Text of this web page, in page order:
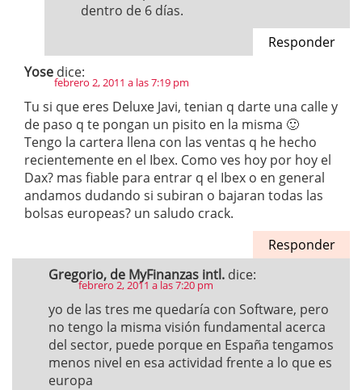
dentro de 6 días.
Responder
Yose dice:
febrero 2, 2011 a las 7:19 pm
Tu si que eres Deluxe Javi, tenian q darte una calle y
de paso q te pongan un pisito en la misma 🙂
Tengo la cartera llena con las ventas q he hecho
recientemente en el Ibex. Como ves hoy por hoy el
Dax? mas fiable para entrar q el Ibex o en general
andamos dudando si subiran o bajaran todas las
bolsas europeas? un saludo crack.
Responder
Gregorio, de MyFinanzas intl. dice:
febrero 2, 2011 a las 7:20 pm
yo de las tres me quedaría con Software, pero
no tengo la misma visión fundamental acerca
del sector, puede porque en España tengamos
menos nivel en esa actividad frente a lo que es
europa